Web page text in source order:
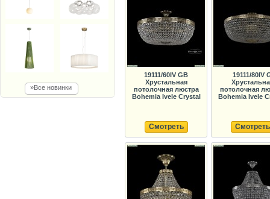
»Все новинки
19111/60IV GB
Хрустальная
потолочная люстра
Bohemia Ivele Crystal
Смотреть
19111/80IV
потолочная
Bohemia Ivele
Смотреть